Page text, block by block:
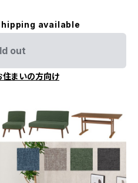
available
out
住まいの方向け